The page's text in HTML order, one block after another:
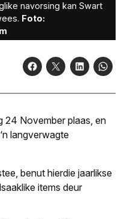
navorsing kan Swart
Foto:
24 November plaas, en
langverwagte
benut hierdie jaarlikse
items deur